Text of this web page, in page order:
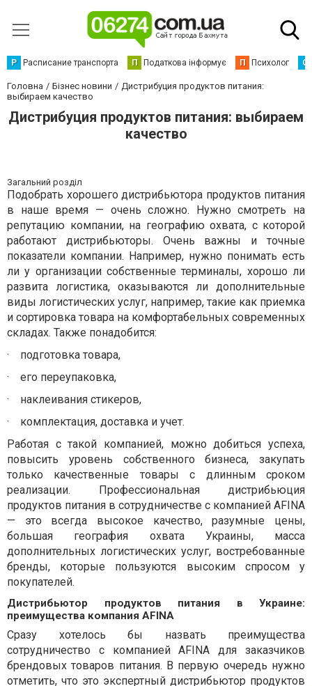
Р Расписание транспорта П Податкова інформує П Психолог С
Головна Бізнес новини
Дистрибуция продуктов питания:
выбираем качество
Дистрибуция продуктов питания: выбираем
качество
Загальний розділ
Подобрать хорошего дистрибьютора продуктов питания
в наше время — очень сложно. Нужно смотреть на
репутацию компании, на географию охвата, с которой
работают дистрибьюторы. Очень важны и точные
показатели компании. Например, нужно понимать есть
ли у организации собственные терминалы, хорошо ли
развита логистика, оказываются ли дополнительные
виды логистических услуг, например, такие как приемка
и сортировка товара на комфортабельных современных
складах. Также понадобится:
· подготовка товара,
· его переупаковка,
· наклеивания стикеров,
· комплектация, доставка и учет.
Работая с такой компанией, можно добиться успеха,
повысить уровень собственного бизнеса, закупать
только качественные товары с длинным сроком
реализации. Профессиональная дистрибьюция
продуктов питания в сотрудничестве с компанией AFINA
— это всегда высокое качество, разумные цены,
большая география охвата Украины, масса
дополнительных логистических услуг, востребованные
бренды, которые пользуются высоким спросом у
покупателей.
Дистрибьютор продуктов питания в Украине:
преимущества компания AFINA
Сразу хотелось бы назвать преимущества
сотрудничество с компанией AFINA для заказчиков
брендовых товаров питания. В первую очередь нужно
отметить, что это экспертный дистрибьютор продуктов